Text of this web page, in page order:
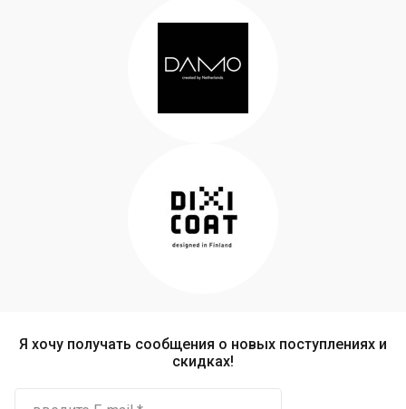
Я хочу получать сообщения о новых поступлениях и
скидках!